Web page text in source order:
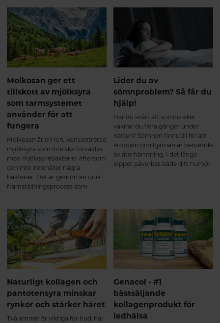
Molkosan ger ett
tillskott av mjölksyra
som tarmsystemet
använder för att
fungera
Molkosan är en ren, koncentrerad
mjölksyra som inte ska förväxlas
med mjölksyrebakterier eftersom
den inte innehåller några
bakterier. Det är genom en unik
framställningsprocess som
förekommer i en välfungerande
mage och tarm.
Lider du av
sömnproblem? Så får du
hjälp!
Har du svårt att somna eller
vaknar du flera gånger under
natten? Sömnen finns till för att
kroppen och hjärnan är beroende
av återhämtning. I det långa
loppet påverkas både ditt humör
Naturligt kollagen och
pantotensyra minskar
rynkor och stärker håret
Två ämnen är viktiga för hud, hår
Genacol - #1
bästsäljande
kollagenprodukt för
ledhälsa